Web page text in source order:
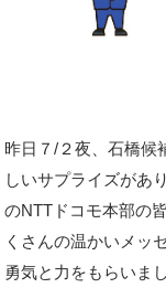
昨日７/２夜、石橋候
しいサプライズがあ
のNTTドコモ本部の
くさんの温かいメッ
勇気と力をもらいま